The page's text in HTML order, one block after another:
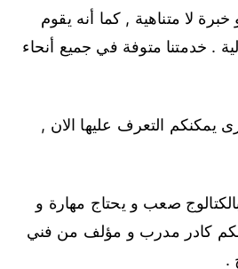
لا متناهية , كما أنه يقوم
. خدمتنا متوفة في جميع أنحاء
يمكنكم التعرف عليها الان ,
صعب و يحتاج مهارة و
لكم كادر مدرب و مؤلف من فني
.